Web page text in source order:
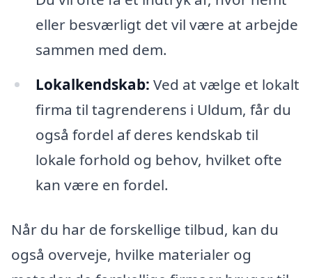
eller besværligt det vil være at arbejde
sammen med dem.
Lokalkendskab: Ved at vælge et lokalt
firma til tagrenderens i Uldum, får du
også fordel af deres kendskab til
lokale forhold og behov, hvilket ofte
kan være en fordel.
Når du har de forskellige tilbud, kan du
også overveje, hvilke materialer og